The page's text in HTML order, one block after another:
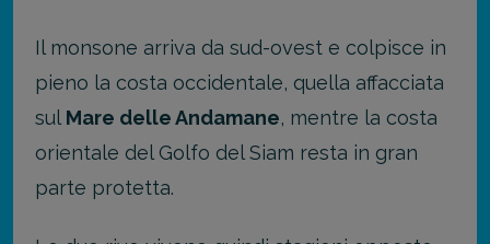
Il monsone arriva da sud-ovest e colpisce in
pieno la costa occidentale, quella affacciata
sul Mare delle Andamane, mentre la costa
orientale del Golfo del Siam resta in gran
parte protetta.